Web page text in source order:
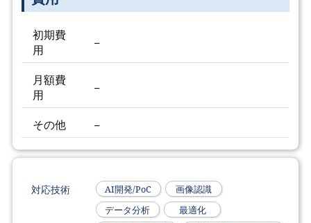
初期費
用
−
月額費
用
−
その他 −
対応技術 AI開発/PoC
画像認識
データ分析
最適化